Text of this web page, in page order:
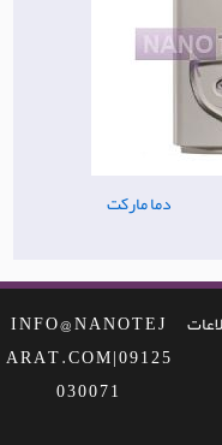
دما مارکت
I N F O @ N A N O T E J
A R A T . C O M | 0 9 1 2 5
0 3 0 0 7 1